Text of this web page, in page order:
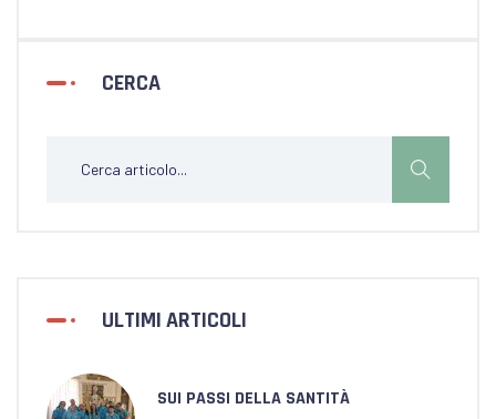
CERCA
ULTIMI ARTICOLI
SUI PASSI DELLA SANTITÀ